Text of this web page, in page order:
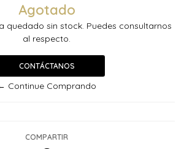
Agotado
quedado sin stock. Puedes consultarnos
al respecto.
CONTÁCTANOS
Continue Comprando
COMPARTIR